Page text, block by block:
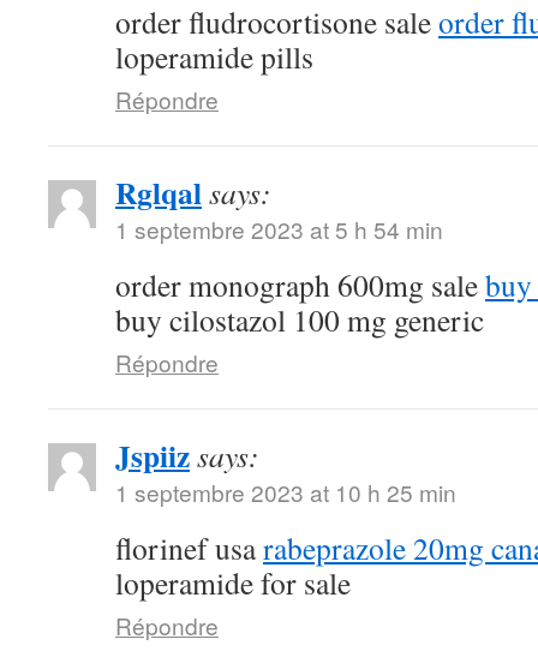
order fludrocortisone saleorder
loperamide pills
Répondre
Rglqalsays:
1 septembre 2023 at 5 h 54 min
order monograph 600mg sale
buy cilostazol 100 mg generic
Répondre
Jspiizsays:
1 septembre 2023 at 10 h 25 min
florinef usarabeprazole 20mg
loperamide for sale
Répondre